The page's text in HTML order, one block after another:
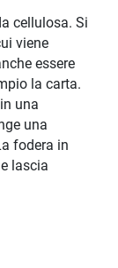
cellulosa. Si
viene
essere
la carta.
una
una
fodera in
lascia